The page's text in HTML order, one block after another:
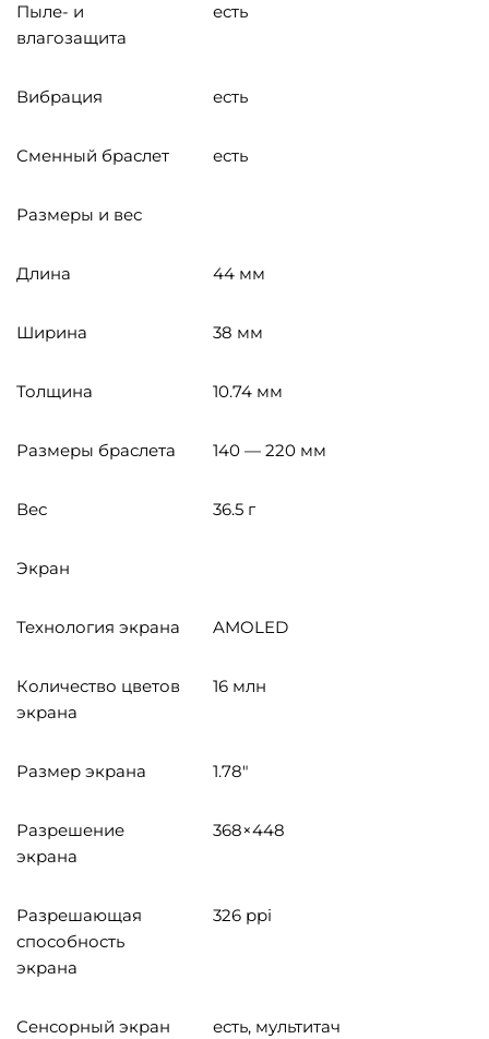
Пыле- и
влагозащита
есть
Вибрация есть
Сменный браслет есть
Размеры и вес
Длина 44 мм
Ширина 38 мм
Толщина 10.74 мм
Размеры браслета 140 — 220 мм
Вес 36.5 г
Экран
Технология экрана AMOLED
Количество цветов
экрана
16 млн
Размер экрана 1.78"
Разрешение
экрана
368×448
Разрешающая
способность
экрана
326 ppi
Сенсорный экран есть, мультитач